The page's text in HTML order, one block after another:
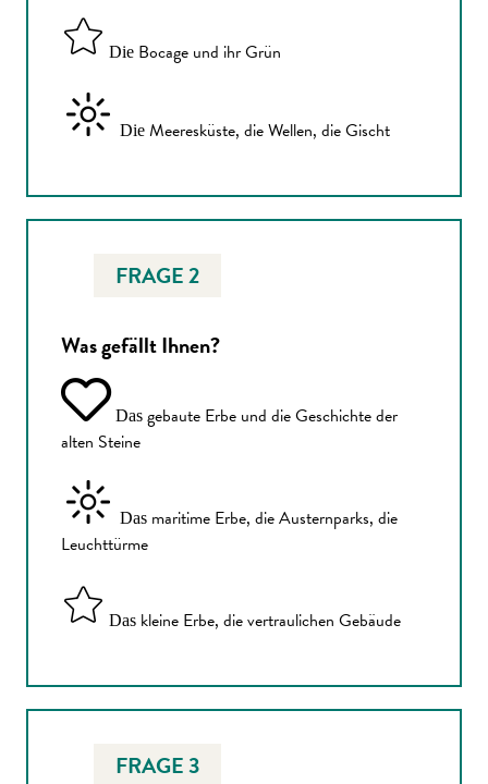
Die Bocage und ihr Grün
Die Meeresküste, die Wellen, die Gischt
FRAGE 2
Was gefällt Ihnen?
Das gebaute Erbe und die Geschichte der
alten Steine
Das maritime Erbe, die Austernparks, die
Leuchttürme
Das kleine Erbe, die vertraulichen Gebäude
FRAGE 3